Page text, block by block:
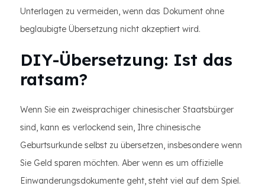
Unterlagen zu vermeiden, wenn das Dokument ohne
beglaubigte Übersetzung nicht akzeptiert wird.
DIY-Übersetzung: Ist das
ratsam?
Wenn Sie ein zweisprachiger chinesischer Staatsbürger
sind, kann es verlockend sein, Ihre chinesische
Geburtsurkunde selbst zu übersetzen, insbesondere wenn
Sie Geld sparen möchten. Aber wenn es um offizielle
Einwanderungsdokumente geht, steht viel auf dem Spiel.